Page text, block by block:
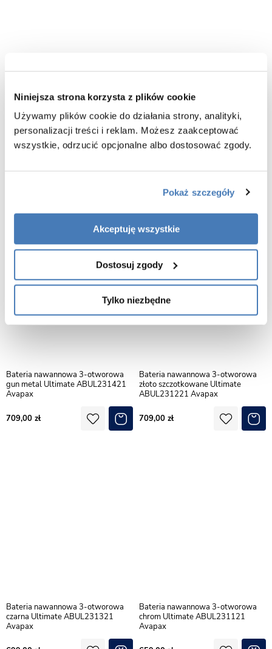
Niniejsza strona korzysta z plików cookie
Używamy plików cookie do działania strony, analityki,
personalizacji treści i reklam. Możesz zaakceptować
wszystkie, odrzucić opcjonalne albo dostosować zgody.
Pokaż szczegóły
Akceptuję wszystkie
Dostosuj zgody
Tylko niezbędne
czarny Ultimate ANUL121321
Zestaw prysznicowy podtynkowy
chrom Ultimate ANUL121121
779,00
Bateria nawannowa 3-otworowa
gun metal Ultimate ABUL231421
Avapax
709,00
Bateria nawannowa 3-otworowa
złoto szczotkowane Ultimate
ABUL231221 Avapax
709,00
Bateria nawannowa 3-otworowa
czarna Ultimate ABUL231321
Avapax
Bateria nawannowa 3-otworowa
chrom Ultimate ABUL231121
Avapax